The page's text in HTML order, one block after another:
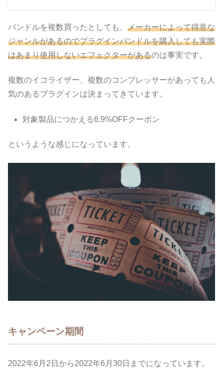
バンドルを複数買ったとしても、 メーカーによって得意な
ジャンルがあるのでプラグインバンドルを購入しても実際
はあまり使用しないエフェクターがあるのは事実です。
複数のイコライザー、複数のコンプレッサーがあっても人
気のあるプラグインは決まってきています。
対象製品につかえる6.9%OFFクーポン
というような感じになっています。
キャンペーン期間
2022年6月2日から2022年6月30日までになっています。